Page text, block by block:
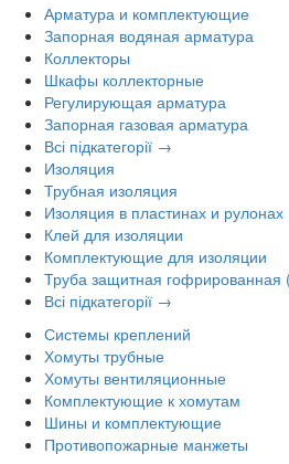
Арматура и комплектующие
Запорная водяная арматура
Коллекторы
Шкафы коллекторные
Регулирующая арматура
Запорная газовая арматура
Всі підкатегорії →
Изоляция
Трубная изоляция
Изоляция в пластинах и рулонах
Клей для изоляции
Комплектующие для изоляции
Труба защитная гофрированная
Всі підкатегорії →
Системы креплений
Хомуты трубные
Хомуты вентиляционные
Комплектующие к хомутам
Шины и комплектующие
Противопожарные манжеты